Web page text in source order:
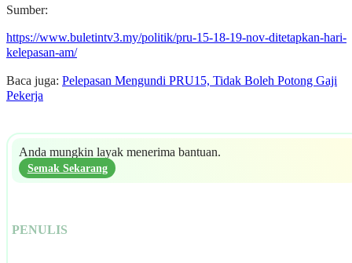
Sumber:
https://www.buletintv3.my/politik/pru-15-18-19-nov-ditetapkan-hari-
kelepasan-am/
Baca juga: Pelepasan Mengundi PRU15, Tidak Boleh Potong Gaji
Pekerja
Anda mungkin layak menerima bantuan.
Semak Sekarang
PENULIS